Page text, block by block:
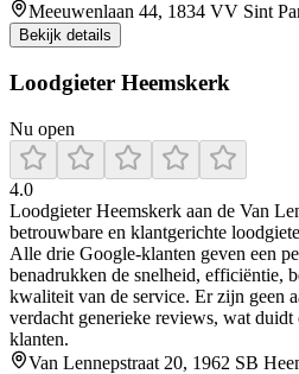
Meeuwenlaan 44, 1834 VV Sint
Bekijk details
Loodgieter Heemskerk
Nu open
4.0
Loodgieter Heemskerk aan de Van
betrouwbare en klantgerichte
Alle drie Google-klanten geven een
benadrukken de snelheid, efficiëntie,
kwaliteit van de service. Er zijn geen
verdacht generieke reviews, wat duidt
klanten.
Van Lennepstraat 20, 1962 SB